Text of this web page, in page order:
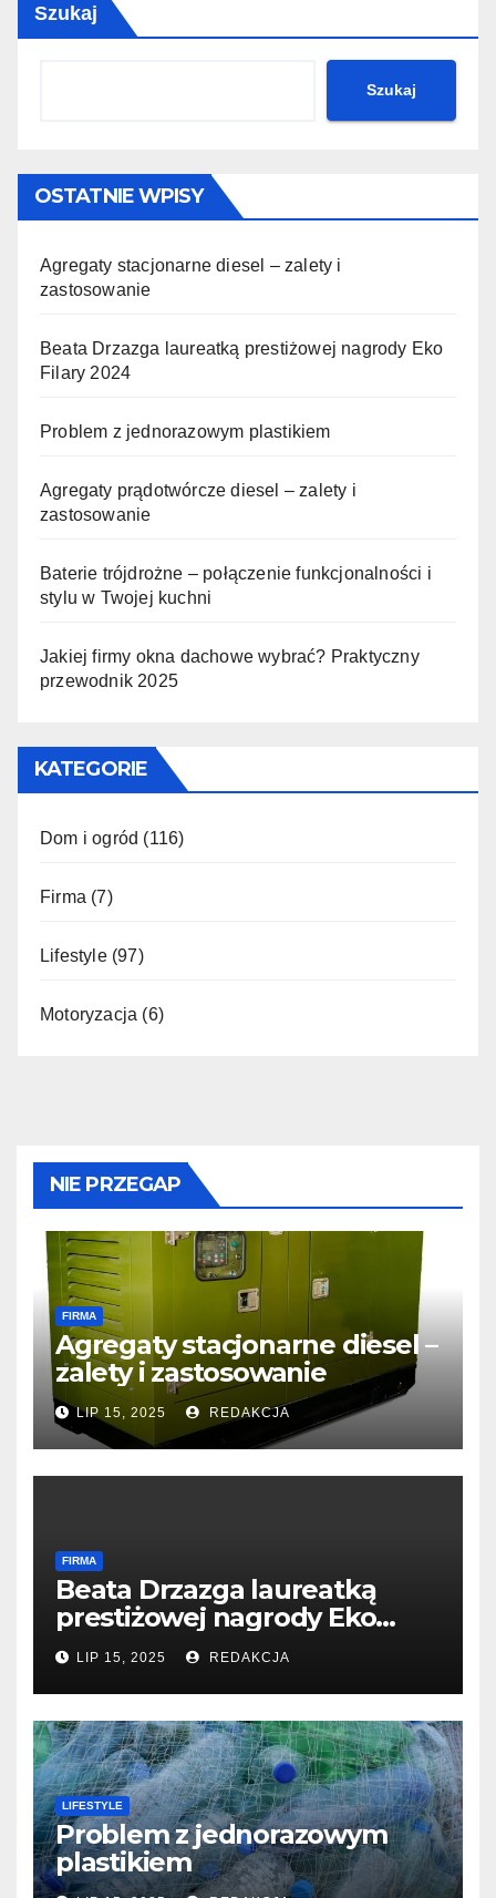
Szukaj
Szukaj
OSTATNIE WPISY
Agregaty stacjonarne diesel – zalety i
zastosowanie
Beata Drzazga laureatką prestiżowej nagrody Eko
Filary 2024
Problem z jednorazowym plastikiem
Agregaty prądotwórcze diesel – zalety i
zastosowanie
Baterie trójdrożne – połączenie funkcjonalności i
stylu w Twojej kuchni
Jakiej firmy okna dachowe wybrać? Praktyczny
przewodnik 2025
KATEGORIE
Dom i ogród (116)
Firma (7)
Lifestyle(97)
Motoryzacja (6)
NIE PRZEGAP
FIRMA
Agregaty stacjonarne diesel –
zalety i zastosowanie
LIP 15, 2025 REDAKCJA
FIRMA
Beata Drzazga laureatką
prestiżowej nagrody Eko
Filary 2024
LIP 15, 2025 REDAKCJA
LIFESTYLE
Problem z jednorazowym
plastikiem